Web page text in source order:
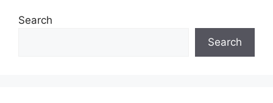
Search
Search